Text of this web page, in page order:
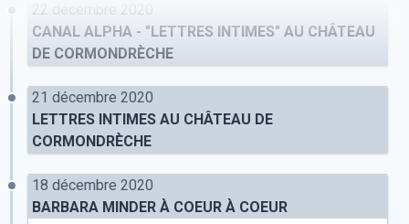
publics
22 décembre 2020
CANAL ALPHA - "LETTRES INTIMES" AU CHÂTEAU
DE CORMONDRÈCHE
21 décembre 2020
LETTRES INTIMES AU CHÂTEAU DE
CORMONDRÈCHE
18 décembre 2020
BARBARA MINDER À COEUR À COEUR